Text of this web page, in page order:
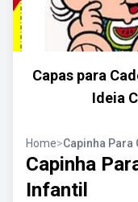
Capas para
Ideia
Home>Capinha Para
Capinha
Infantil